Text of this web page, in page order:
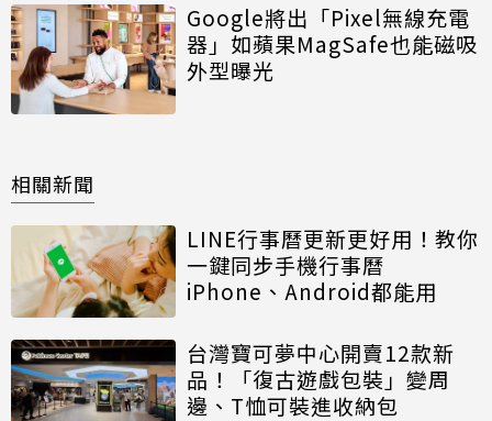
Google將出「Pixel無線充電
器」如蘋果MagSafe也能磁吸
外型曝光
相關新聞
LINE行事曆更新更好用！教你
一鍵同步手機行事曆
iPhone、Android都能用
台灣寶可夢中心開賣12款新
品！「復古遊戲包裝」變周
邊、T恤可裝進收納包